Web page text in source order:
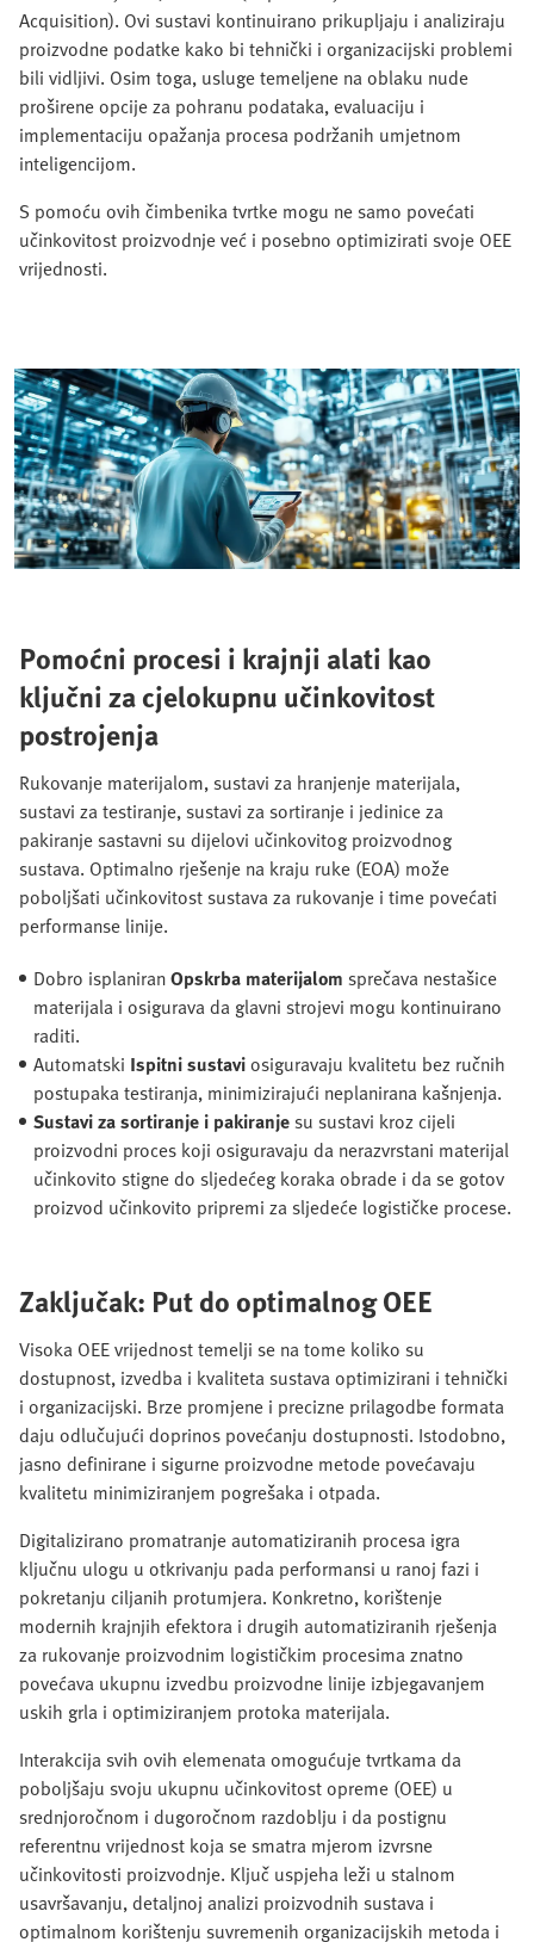
Acquisition). Ovi sustavi kontinuirano prikupljaju i analiziraju
proizvodne podatke kako bi tehnički i organizacijski problemi
bili vidljivi. Osim toga, usluge temeljene na oblaku nude
proširene opcije za pohranu podataka, evaluaciju i
implementaciju opažanja procesa podržanih umjetnom
inteligencijom.
S pomoću ovih čimbenika tvrtke mogu ne samo povećati
učinkovitost proizvodnje već i posebno optimizirati svoje OEE
vrijednosti.
Pomoćni procesi i krajnji alati kao
ključni za cjelokupnu učinkovitost
postrojenja
Rukovanje materijalom, sustavi za hranjenje materijala,
sustavi za testiranje, sustavi za sortiranje i jedinice za
pakiranje sastavni su dijelovi učinkovitog proizvodnog
sustava. Optimalno rješenje na kraju ruke (EOA) može
poboljšati učinkovitost sustava za rukovanje i time povećati
performanse linije.
Dobro isplaniranOpskrba materijalom sprečava nestašice
materijala i osigurava da glavni strojevi mogu kontinuirano
raditi.
Automatski Ispitni sustaviosiguravaju kvalitetu bez ručnih
postupaka testiranja, minimizirajući neplanirana kašnjenja.
Sustavi za sortiranje i pakiranje su sustavi kroz cijeli
proizvodni proces koji osiguravaju da nerazvrstani materijal
učinkovito stigne do sljedećeg koraka obrade i da se gotov
proizvod učinkovito pripremi za sljedeće logističke procese.
Zaključak: Put do optimalnog OEE
Visoka OEE vrijednost temelji se na tome koliko su
dostupnost, izvedba i kvaliteta sustava optimizirani i tehnički
i organizacijski. Brze promjene i precizne prilagodbe formata
daju odlučujući doprinos povećanju dostupnosti. Istodobno,
jasno definirane i sigurne proizvodne metode povećavaju
kvalitetu minimiziranjem pogrešaka i otpada.
Digitalizirano promatranje automatiziranih procesa igra
ključnu ulogu u otkrivanju pada performansi u ranoj fazi i
pokretanju ciljanih protumjera. Konkretno, korištenje
modernih krajnjih efektora i drugih automatiziranih rješenja
za rukovanje proizvodnim logističkim procesima znatno
povećava ukupnu izvedbu proizvodne linije izbjegavanjem
uskih grla i optimiziranjem protoka materijala.
Interakcija svih ovih elemenata omogućuje tvrtkama da
poboljšaju svoju ukupnu učinkovitost opreme (OEE) u
srednjoročnom i dugoročnom razdoblju i da postignu
referentnu vrijednost koja se smatra mjerom izvrsne
učinkovitosti proizvodnje. Ključ uspjeha leži u stalnom
usavršavanju, detaljnoj analizi proizvodnih sustava i
optimalnom korištenju suvremenih organizacijskih metoda i